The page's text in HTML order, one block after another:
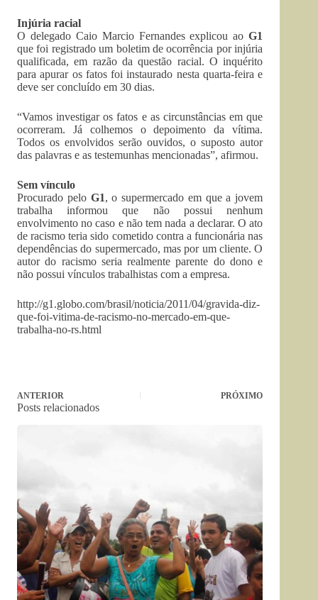
Injúria racial
O delegado Caio Marcio Fernandes explicou aoG1
que foi registrado um boletim de ocorrência por injúria
qualificada, em razão da questão racial. O inquérito
para apurar os fatos foi instaurado nesta quarta-feira e
deve ser concluído em 30 dias.
“Vamos investigar os fatos e as circunstâncias em que
ocorreram. Já colhemos o depoimento da vítima.
Todos os envolvidos serão ouvidos, o suposto autor
das palavras e as testemunhas mencionadas”, afirmou.
Sem vínculo
Procurado pelo G1, o supermercado em que a jovem
trabalha informou que não possui nenhum
envolvimento no caso e não tem nada a declarar. O ato
de racismo teria sido cometido contra a funcionária nas
dependências do supermercado, mas por um cliente. O
autor do racismo seria realmente parente do dono e
não possui vínculos trabalhistas com a empresa.
http://g1.globo.com/brasil/noticia/2011/04/gravida-diz-
que-foi-vitima-de-racismo-no-mercado-em-que-
trabalha-no-rs.html
ANTERIOR PRÓXIMO
Posts relacionados